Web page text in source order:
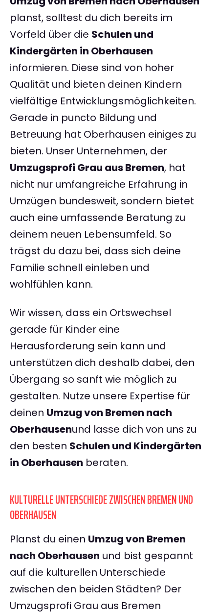
planst, solltest du dich bereits im
Vorfeld über die Schulen und
Kindergärten in Oberhausen
informieren. Diese sind von hoher
Qualität und bieten deinen Kindern
vielfältige Entwicklungsmöglichkeiten.
Gerade in puncto Bildung und
Betreuung hat Oberhausen einiges zu
bieten. Unser Unternehmen, der
Umzugsprofi Grau aus Bremen, hat
nicht nur umfangreiche Erfahrung in
Umzügen bundesweit, sondern bietet
auch eine umfassende Beratung zu
deinem neuen Lebensumfeld. So
trägst du dazu bei, dass sich deine
Familie schnell einleben und
wohlfühlen kann.
Wir wissen, dass ein Ortswechsel
gerade für Kinder eine
Herausforderung sein kann und
unterstützen dich deshalb dabei, den
Übergang so sanft wie möglich zu
gestalten. Nutze unsere Expertise für
deinen Umzug von Bremen nach
Oberhausenund lasse dich von uns zu
den besten Schulen und Kindergärten
in Oberhausen beraten.
KULTURELLE UNTERSCHIEDE ZWISCHEN BREMEN UND
OBERHAUSEN
Planst du einen Umzug von Bremen
nach Oberhausen und bist gespannt
auf die kulturellen Unterschiede
zwischen den beiden Städten? Der
Umzugsprofi Grau aus Bremen